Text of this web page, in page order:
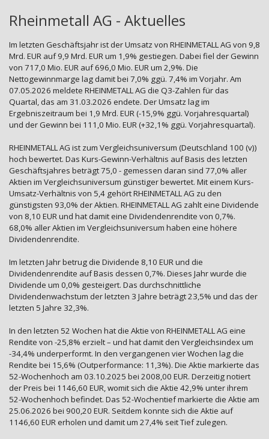
Rheinmetall AG - Aktuelles
Im letzten Geschäftsjahr ist der Umsatz von RHEINMETALL AG von 9,8
Mrd. EUR auf 9,9 Mrd. EUR um 1,9% gestiegen. Dabei fiel der Gewinn
von 717,0 Mio. EUR auf 696,0 Mio. EUR um 2,9%. Die
Nettogewinnmarge lag damit bei 7,0% ggü. 7,4% im Vorjahr. Am
07.05.2026 meldete RHEINMETALL AG die Q3-Zahlen für das
Quartal, das am 31.03.2026 endete. Der Umsatz lag im
Ergebniszeitraum bei 1,9 Mrd. EUR (-15,9% ggü. Vorjahresquartal)
und der Gewinn bei 111,0 Mio. EUR (+32,1% ggü. Vorjahresquartal).
RHEINMETALL AG ist zum Vergleichsuniversum (Deutschland 100 (v))
hoch bewertet. Das Kurs-Gewinn-Verhältnis auf Basis des letzten
Geschäftsjahres beträgt 75,0 - gemessen daran sind 77,0% aller
Aktien im Vergleichsuniversum günstiger bewertet. Mit einem Kurs-
Umsatz-Verhältnis von 5,4 gehört RHEINMETALL AG zu den
günstigsten 93,0% der Aktien. RHEINMETALL AG zahlt eine Dividende
von 8,10 EUR und hat damit eine Dividendenrendite von 0,7%.
68,0% aller Aktien im Vergleichsuniversum haben eine höhere
Dividendenrendite.
Im letzten Jahr betrug die Dividende 8,10 EUR und die
Dividendenrendite auf Basis dessen 0,7%. Dieses Jahr wurde die
Dividende um 0,0% gesteigert. Das durchschnittliche
Dividendenwachstum der letzten 3 Jahre beträgt 23,5% und das der
letzten 5 Jahre 32,3%.
In den letzten 52 Wochen hat die Aktie von RHEINMETALL AG eine
Rendite von -25,8% erzielt – und hat damit den Vergleichsindex um
-34,4% underperformt. In den vergangenen vier Wochen lag die
Rendite bei 15,6% (Outperformance: 11,3%). Die Aktie markierte das
52-Wochenhoch am 03.10.2025 bei 2008,00 EUR. Derzeitig notiert
der Preis bei 1146,60 EUR, womit sich die Aktie 42,9% unter ihrem
52-Wochenhoch befindet. Das 52-Wochentief markierte die Aktie am
25.06.2026 bei 900,20 EUR. Seitdem konnte sich die Aktie auf
1146,60 EUR erholen und damit um 27,4% seit Tief zulegen.